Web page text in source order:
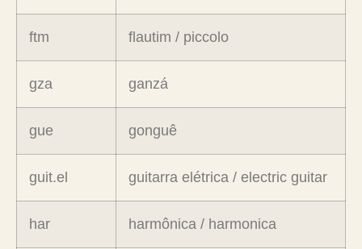
ftm flautim / piccolo
gza ganzá
gue gonguê
guit.el guitarra elétrica / electric guitar
har harmônica / harmonica